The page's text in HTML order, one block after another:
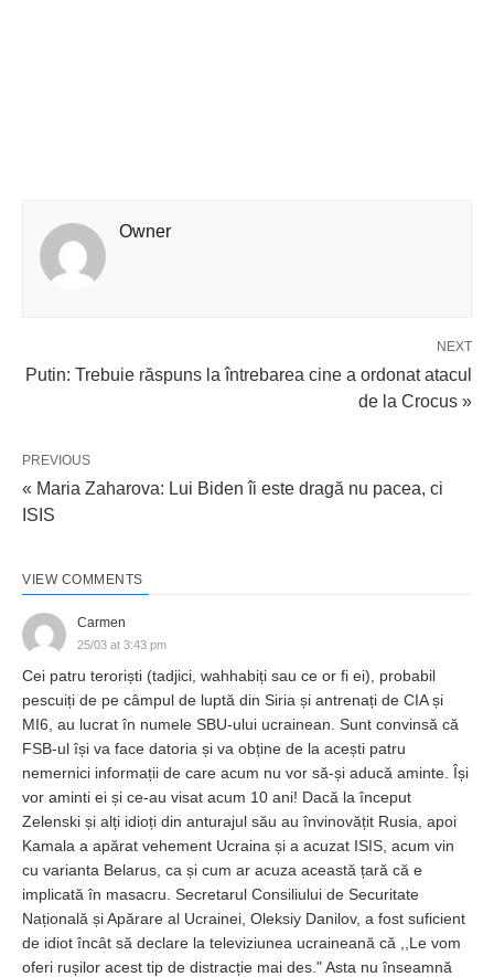
Owner
NEXT
Putin: Trebuie răspuns la întrebarea cine a ordonat atacul
de la Crocus »
PREVIOUS
« Maria Zaharova: Lui Biden îi este dragă nu pacea, ci
ISIS
VIEW COMMENTS
Carmen
25/03 at 3:43 pm
Cei patru teroriști (tadjici, wahhabiți sau ce or fi ei), probabil
pescuiți de pe câmpul de luptă din Siria și antrenați de CIA și
MI6, au lucrat în numele SBU-ului ucrainean. Sunt convinsă că
FSB-ul își va face datoria și va obține de la acești patru
nemernici informații de care acum nu vor să-și aducă aminte. Își
vor aminti ei și ce-au visat acum 10 ani! Dacă la început
Zelenski și alți idioți din anturajul său au învinovățit Rusia, apoi
Kamala a apărat vehement Ucraina și a acuzat ISIS, acum vin
cu varianta Belarus, ca și cum ar acuza această țară că e
implicată în masacru. Secretarul Consiliului de Securitate
Națională și Apărare al Ucrainei, Oleksiy Danilov, a fost suficient
de idiot încât să declare la televiziunea ucraineană că ,,Le vom
oferi rușilor acest tip de distracție mai des." Asta nu înseamnă